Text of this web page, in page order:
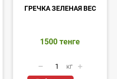
ГРЕЧКА ЗЕЛЕНАЯ ВЕС
1500 тенге
кг